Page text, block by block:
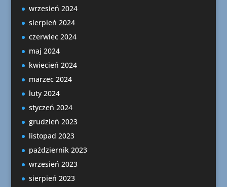
wrzesień 2024
sierpień 2024
czerwiec 2024
maj 2024
kwiecień 2024
marzec 2024
luty 2024
styczeń 2024
grudzień 2023
listopad 2023
październik 2023
wrzesień 2023
sierpień 2023